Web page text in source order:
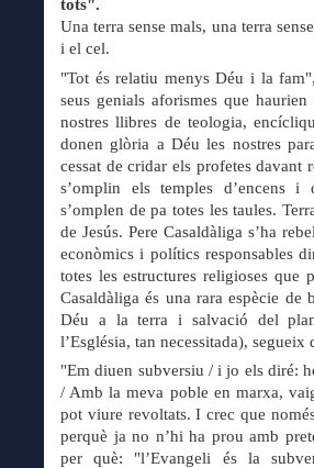
tots".
Una terra sense mals, una terra
i el cel.
"Tot és relatiu menys Déu i la
seus genials aforismes que
nostres llibres de teologia,
donen glòria a Déu les nostres
cessat de cridar els profetes
s’omplin els temples d’encens
s’omplen de pa totes les taules.
de Jesús. Pere Casaldàliga s’ha
econòmics i polítics responsables
totes les estructures religioses que
Casaldàliga és una rara espècie
Déu a la terra i salvació del
l’Església, tan necessitada), segueix
"Em diuen subversiu / i jo els diré:
/ Amb la meva poble en marxa,
pot viure revoltats. I crec que
perquè ja no n’hi ha prou amb
per què: "l’Evangeli és la